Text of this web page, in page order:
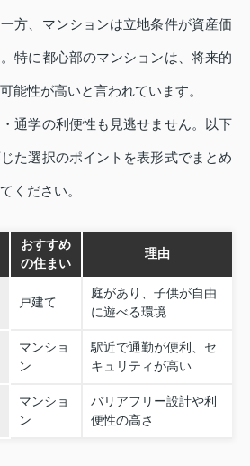
方、マンションは立地条件が資産価
特に都心部のマンションは、将来的
能性が高いと言われています。
通学の利便性も見逃せません。以下
た選択のポイントを表形式でまとめ
ください。
おすすめ
の住まい
理由
戸建て
庭があり、子供が自由
に遊べる環境
マンショ
ン
駅近で通勤が便利、セ
キュリティが高い
マンショ
ン
バリアフリー設計や利
便性の高さ